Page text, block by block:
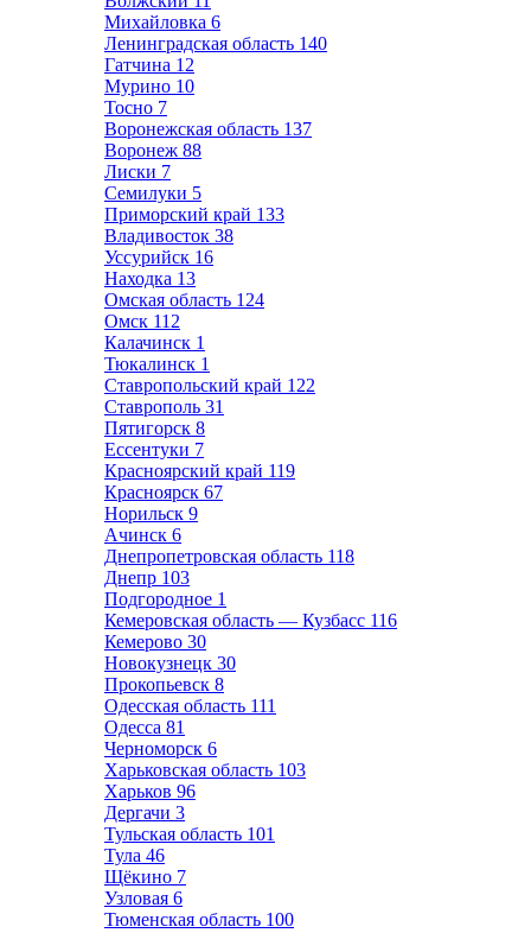
Михайловка 6
Ленинградская область 140
Гатчина 12
Мурино 10
Тосно 7
Воронежская область 137
Воронеж 88
Лиски 7
Семилуки 5
Приморский край 133
Владивосток 38
Уссурийск 16
Находка 13
Омская область 124
Омск 112
Калачинск 1
Тюкалинск 1
Ставропольский край 122
Ставрополь 31
Пятигорск 8
Ессентуки 7
Красноярский край 119
Красноярск 67
Норильск 9
Ачинск 6
Днепропетровская область 118
Днепр 103
Подгородное 1
Кемеровская область — Кузбасс 116
Кемерово 30
Новокузнецк 30
Прокопьевск 8
Одесская область 111
Одесса 81
Черноморск 6
Харьковская область 103
Харьков 96
Дергачи 3
Тульская область 101
Тула 46
Щёкино 7
Узловая 6
Тюменская область 100